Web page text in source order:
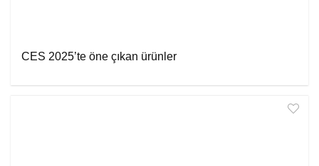
CES 2025’te öne çıkan ürünler